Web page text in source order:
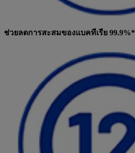
ช่วยลดการสะสมของแบคทีเรีย 99.9%*